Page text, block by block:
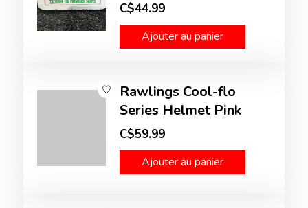
C$44.99
Ajouter au panier
Rawlings Cool-flo
Series Helmet Pink
C$59.99
Ajouter au panier